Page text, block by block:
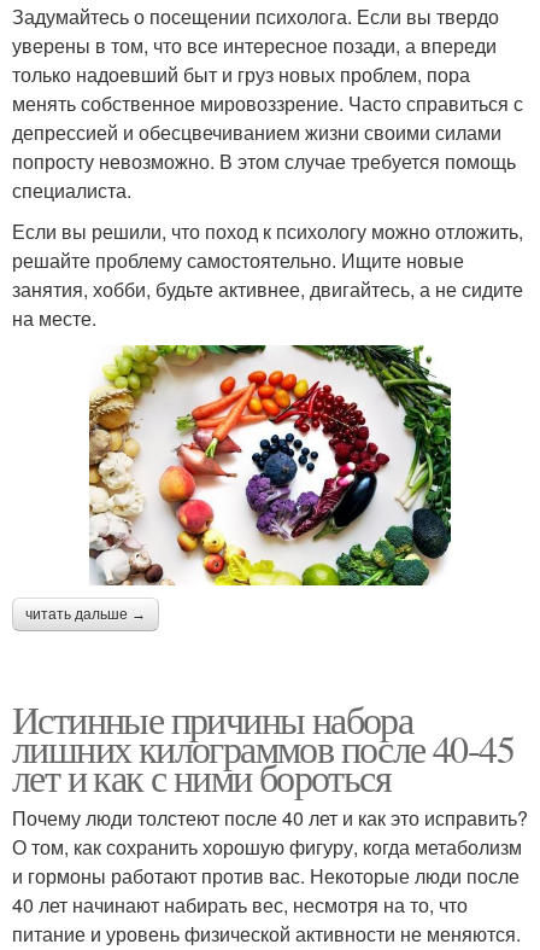
Задумайтесь о посещении психолога. Если вы твердо
уверены в том, что все интересное позади, а впереди
только надоевший быт и груз новых проблем, пора
менять собственное мировоззрение. Часто справиться с
депрессией и обесцвечиванием жизни своими силами
попросту невозможно. В этом случае требуется помощь
специалиста.
Если вы решили, что поход к психологу можно отложить,
решайте проблему самостоятельно. Ищите новые
занятия, хобби, будьте активнее, двигайтесь, а не сидите
на месте.
читать дальше →
Истинные причины набора
лишних килограммов после 40-45
лет и как с ними бороться
Почему люди толстеют после 40 лет и как это исправить?
О том, как сохранить хорошую фигуру, когда метаболизм
и гормоны работают против вас. Некоторые люди после
40 лет начинают набирать вес, несмотря на то, что
питание и уровень физической активности не меняются.